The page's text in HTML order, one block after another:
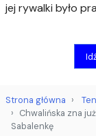
jej rywalki było
Strona główna
Chwalińska zna
Sabalenkę